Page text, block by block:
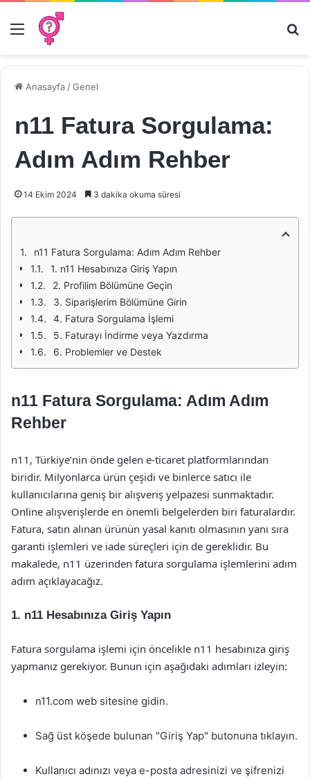
Menü
Anasayfa /Genel
n11 Fatura Sorgulama:
Adım Adım Rehber
14 Ekim 2024 3 dakika okuma süresi
n11 Fatura Sorgulama: Adım Adım Rehber
1. n11 Hesabınıza Giriş Yapın
2. Profilim Bölümüne Geçin
3. Siparişlerim Bölümüne Girin
4. Fatura Sorgulama İşlemi
5. Faturayı İndirme veya Yazdırma
6. Problemler ve Destek
n11 Fatura Sorgulama: Adım Adım
Rehber
n11, Türkiye’nin önde gelen e-ticaret platformlarından
biridir. Milyonlarca ürün çeşidi ve binlerce satıcı ile
kullanıcılarına geniş bir alışveriş yelpazesi sunmaktadır.
Online alışverişlerde en önemli belgelerden biri faturalardır.
Fatura, satın alınan ürünün yasal kanıtı olmasının yanı sıra
garanti işlemleri ve iade süreçleri için de gereklidir. Bu
makalede, n11 üzerinden fatura sorgulama işlemlerini adım
adım açıklayacağız.
1. n11 Hesabınıza Giriş Yapın
Fatura sorgulama işlemi için öncelikle n11 hesabınıza giriş
yapmanız gerekiyor. Bunun için aşağıdaki adımları izleyin:
n11.com web sitesine gidin.
Sağ üst köşede bulunan "Giriş Yap" butonuna tıklayın.
Kullanıcı adınızı veya e-posta adresinizi ve şifrenizi